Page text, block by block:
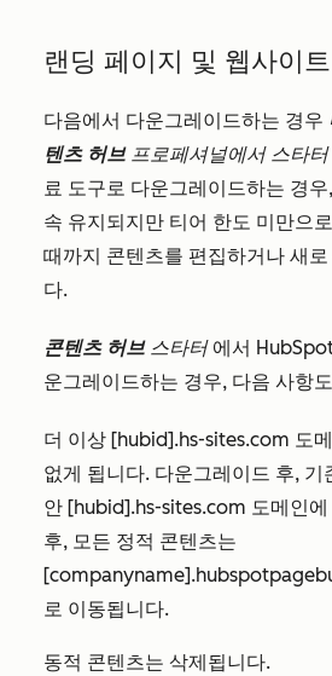
랜딩 페이지 및 웹사이
다음에서 다운그레이드하는 경우
텐츠 허브 프로페셔널에서 스타터
료 도구로 다운그레이드하는 경
속 유지되지만 티어 한도 미만으로
때까지 콘텐츠를 편집하거나 새
다.
콘텐츠 허브스타터 에서
운그레이드하는 경우, 다음 사항
더 이상 [hubid].hs-sites.com 도
없게 됩니다. 다운그레이드 후,
안 [hubid].hs-sites.com 도메인에
후, 모든 정적 콘텐츠는
[
로 이동됩니다.
동적 콘텐츠는 삭제됩니다.